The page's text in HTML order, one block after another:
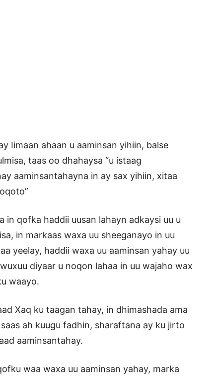
Iimaan ahaan u aaminsan yihiin, balse
taas oo dhahaysa “u istaag
aaminsantahayna in ay sax yihiin, xitaa
in qofka haddii uusan lahayn adkaysi uu u
in markaas waxa uu sheeganayo in uu
yeelay, haddii waxa uu aaminsan yahay uu
diyaar u noqon lahaa in uu wajaho wax
waayo.
Xaq ku taagan tahay, in dhimashada ama
ah kuugu fadhin, sharaftana ay ku jirto
aaminsantahay.
waa waxa uu aaminsan yahay, marka